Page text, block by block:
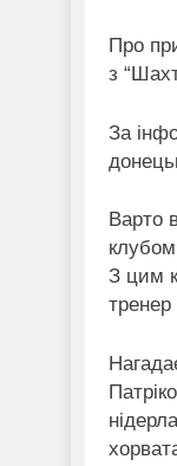
Про
з
За
Варто
З цим